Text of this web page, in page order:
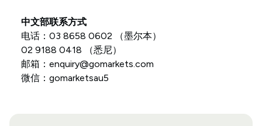
中文部联系方式
电话：03 8658 0602 （墨尔本）
02 9188 0418 （悉尼）
邮箱： enquiry@gomarkets.com
微信：gomarketsau5